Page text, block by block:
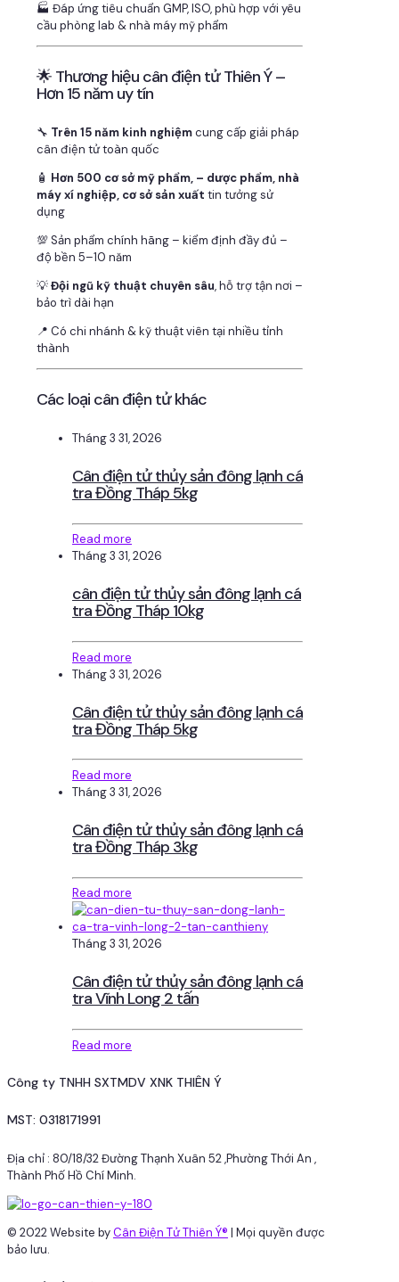
🏭 Đáp ứng tiêu chuẩn GMP, ISO, phù hợp với yêu
cầu phòng lab & nhà máy mỹ phẩm
🌟 Thương hiệu cân điện tử Thiên Ý –
Hơn 15 năm uy tín
🔧 Trên 15 năm kinh nghiệmcung cấp giải pháp
cân điện tử toàn quốc
🧴 Hơn 500 cơ sở mỹ phẩm, – dược phẩm, nhà
máy xí nghiệp, cơ sở sản xuất tin tưởng sử
dụng
💯 Sản phẩm chính hãng – kiểm định đầy đủ –
độ bền 5–10 năm
💡Đội ngũ kỹ thuật chuyên sâu, hỗ trợ tận nơi –
bảo trì dài hạn
📍 Có chi nhánh & kỹ thuật viên tại nhiều tỉnh
thành
Các loại cân điện tử khác
Tháng 3 31, 2026
Cân điện tử thủy sản đông lạnh cá
tra Đồng Tháp 5kg
Read more
Tháng 3 31, 2026
cân điện tử thủy sản đông lạnh cá
tra Đồng Tháp 10kg
Read more
Tháng 3 31, 2026
Cân điện tử thủy sản đông lạnh cá
tra Đồng Tháp 5kg
Read more
Tháng 3 31, 2026
Cân điện tử thủy sản đông lạnh cá
tra Đồng Tháp 3kg
Read more
Tháng 3 31, 2026
Cân điện tử thủy sản đông lạnh cá
tra Vĩnh Long 2 tấn
Read more
Công ty TNHH SXTMDV XNK THIÊN Ý
MST: 0318171991
Địa chỉ : 80/18/32 Đường Thạnh Xuân 52 ,Phường Thới An ,
Thành Phố Hồ Chí Minh.
© 2022 Website byCân Điện Tử Thiên Ý® | Mọi quyền được
bảo lưu.